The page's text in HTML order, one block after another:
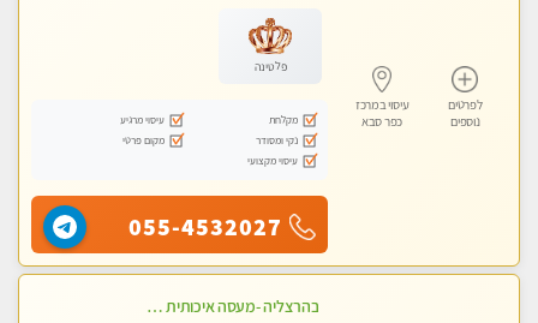
לפרטים
נוספים
עיסוי במרכז
כפר סבא
פלטינה
מקלחת
עיסוי מרגיע
נקי ומסודר
מקום פרטי
עיסוי מקצועי
055-4532027
בהרצליה -מעסה איכותית מקצועית ומפנקת